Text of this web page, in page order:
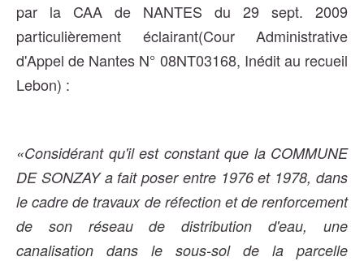
par la CAA de NANTES du 29 sept. 2009
particulièrement éclairant(Cour Administrative
d'Appel de Nantes N° 08NT03168, Inédit au recueil
Lebon) :
«Considérant qu'il est constant que la COMMUNE
DE SONZAY a fait poser entre 1976 et 1978, dans
le cadre de travaux de réfection et de renforcement
de son réseau de distribution d'eau, une
canalisation dans le sous-sol de la parcelle